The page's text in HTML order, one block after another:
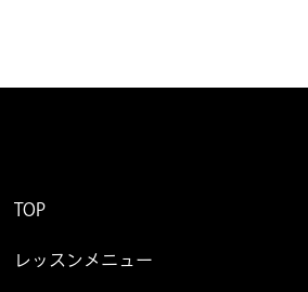
TOP
レッスンメニュー